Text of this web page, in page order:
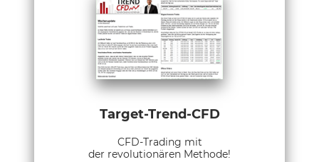
Target-Trend-CFD
CFD-Trading mit
der revolutionären Methode!